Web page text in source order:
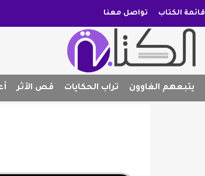
قائمة الكتاب تواصل معنا
يتبعهم الغاوون تراب الحكايات قص الأثر